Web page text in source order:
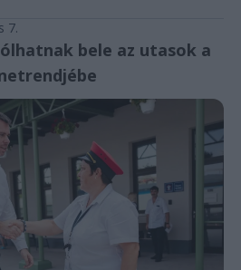
7.
bele az utasok a